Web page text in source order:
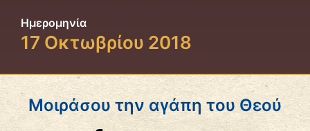
Ημερομηνία
17 Οκτωβρίου 2018
Μοιράσου την αγάπη του Θεού